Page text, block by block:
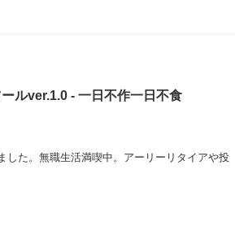
ルver.1.0 - 一日不作一日不食
した。無職生活満喫中。アーリーリタイアや投